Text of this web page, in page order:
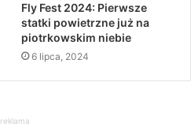
Fly Fest 2024: Pierwsze
statki powietrzne już na
piotrkowskim niebie
6 lipca, 2024
reklama